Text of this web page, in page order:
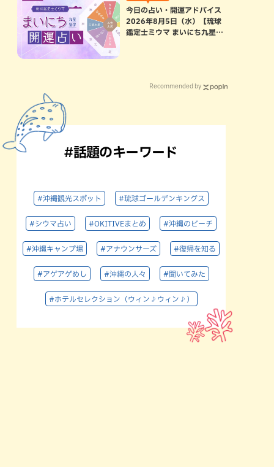
今日の占い・開運アドバイス
2026年8月5日（水）【琉球
鑑定士ミウマ まいにち九星気
Recommended by
#話題のキーワード
#沖縄観光スポット #琉球ゴールデンキングス
#シウマ占い #OKITIVEまとめ #沖縄のビーチ
#沖縄キャンプ場 #アナウンサーズ #復帰を知る
#アゲアゲめし #沖縄の人々 #聞いてみた
#ホテルセレクション（ウィン♪ウィン♪）